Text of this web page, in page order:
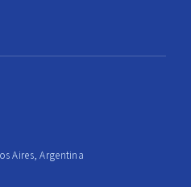
Aires, Argentina